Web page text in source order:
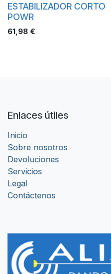
ESTABILIZADOR CORTO
POWR
61,98 €
Enlaces útiles
Inicio
Sobre nosotros
Devoluciones
Servicios
Legal
Contáctenos